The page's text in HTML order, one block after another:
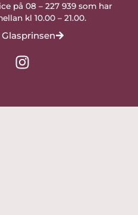
på 08 – 227 939 som har
kl 10.00 – 21.00.
I
n